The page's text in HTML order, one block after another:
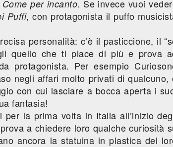
Come per incanto. Se invece vuoi
Puffi, con protagonista il puffo
personalità: c’è il pasticcione, il
quello che ti piace di più e prova
protagonista. Per esempio
negli affari molto privati di qualcuno,
con cui lasciare a bocca aperta i
fantasia!
la prima volta in Italia all’inizio
a chiedere loro qualche curiosità
ancora la statuina in plastica del